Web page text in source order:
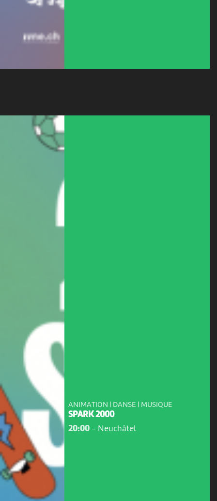
ANIMATION | DANSE | MUSIQUE
SPARK 2000
20:00- Neuchâtel